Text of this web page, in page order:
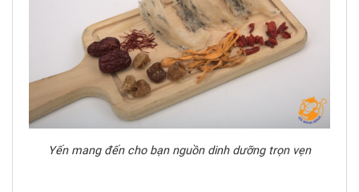
Yến mang đến cho bạn nguồn dinh dưỡng trọn vẹn